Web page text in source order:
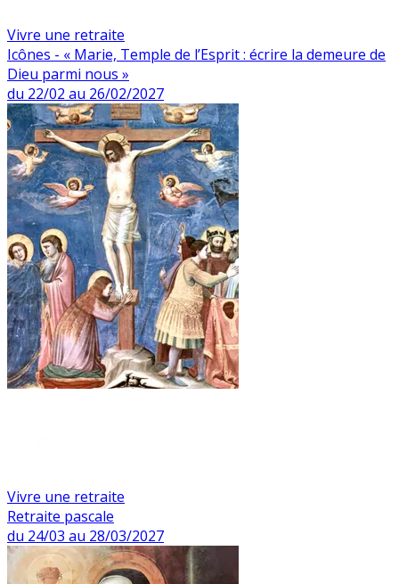
Vivre une retraite
Icônes - « Marie, Temple de l’Esprit : écrire la demeure de
Dieu parmi nous »
du 22/02 au 26/02/2027
Vivre une retraite
Retraite pascale
du 24/03 au 28/03/2027